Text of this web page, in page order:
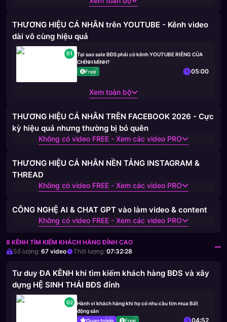
THƯƠNG HIỆU CÁ NHÂN trên YOUTUBE - Kênh video
dài vô cùng hiệu quả
01
Tại sao sale BĐS phải có kênh YOUTUBE RIÊNG CỦA
CHÍNH MÌNH?
Free
05:00
Xem toàn bộ
THƯƠNG HIỆU CÁ NHÂN TRÊN FACEBOOK 2026 - Cực
kỳ hiệu quả nhưng thường bị bỏ quên
Không có video FREE - Xem các video PRO
THƯƠNG HIỆU CÁ NHÂN NỀN TẢNG INSTAGRAM &
THREAD
Không có video FREE - Xem các video PRO
CÔNG NGHỆ AI & CHAT GPT vào làm video & content
Không có video FREE - Xem các video PRO
8 KÊNH TÌM KIẾM KHÁCH HÀNG ĐỈNH CAO
Số lượng: 67 video Thời lượng: 07:32:28
Tư duy ĐA KÊNH khi tìm kiếm khách hàng BĐS và xây
dựng HỆ SINH THÁI BĐS đỉnh
02
Hành vi khách hàng khi họ có nhu cầu tìm mua Bất
động sản
Quan trọng
Free 04:52